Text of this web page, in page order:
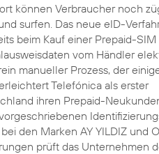
können Verbraucher noch
surfen. Das neue eID-
beim Kauf einer Prepaid-
vom Händler
manueller Prozess, der
Telefónica als erster
ihren Prepaid-
den Marken AY YILDIZ und
prüft das Unternehmen